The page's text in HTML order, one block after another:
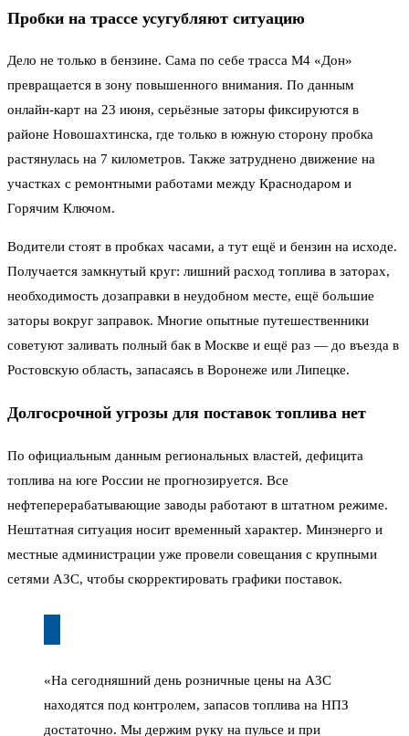
Пробки на трассе усугубляют ситуацию
Дело не только в бензине. Сама по себе трасса М4 «Дон»
превращается в зону повышенного внимания. По данным
онлайн-карт на 23 июня, серьёзные заторы фиксируются в
районе Новошахтинска, где только в южную сторону пробка
растянулась на 7 километров. Также затруднено движение на
участках с ремонтными работами между Краснодаром и
Горячим Ключом.
Водители стоят в пробках часами, а тут ещё и бензин на исходе.
Получается замкнутый круг: лишний расход топлива в заторах,
необходимость дозаправки в неудобном месте, ещё большие
заторы вокруг заправок. Многие опытные путешественники
советуют заливать полный бак в Москве и ещё раз — до въезда в
Ростовскую область, запасаясь в Воронеже или Липецке.
Долгосрочной угрозы для поставок топлива нет
По официальным данным региональных властей, дефицита
топлива на юге России не прогнозируется. Все
нефтеперерабатывающие заводы работают в штатном режиме.
Нештатная ситуация носит временный характер. Минэнерго и
местные администрации уже провели совещания с крупными
сетями АЗС, чтобы скорректировать графики поставок.
«На сегодняшний день розничные цены на АЗС
находятся под контролем, запасов топлива на НПЗ
достаточно. Мы держим руку на пульсе и при